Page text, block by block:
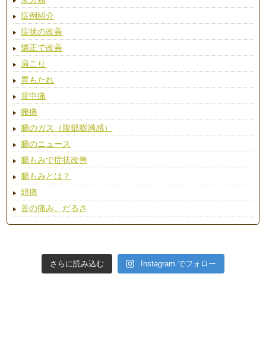
症例紹介
症状の改善
矯正で改善
肩こり
胃もたれ
背中痛
腰痛
腸のガス（腹部膨満感）
腸のニュース
腸もみで症状改善
腸もみとは？
頭痛
首の痛み、だるさ
さらに読み込む Instagram でフォロー